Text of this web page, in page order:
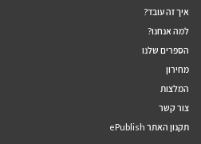
איך זה עובד?
למה אנחנו?
הספרים שלנו
מחירון
המלצות
צור קשר
תקנון האתר ePublish